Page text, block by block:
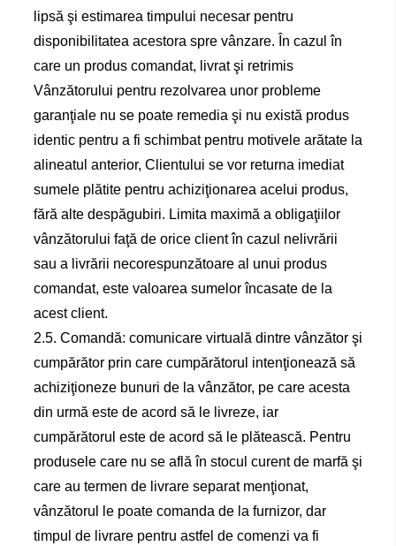
lipsă şi estimarea timpului necesar pentru
disponibilitatea acestora spre vânzare. În cazul în
care un produs comandat, livrat şi retrimis
Vânzătorului pentru rezolvarea unor probleme
garanţiale nu se poate remedia şi nu există produs
identic pentru a fi schimbat pentru motivele arătate la
alineatul anterior, Clientului se vor returna imediat
sumele plătite pentru achiziţionarea acelui produs,
fără alte despăgubiri. Limita maximă a obligaţiilor
vânzătorului faţă de orice client în cazul nelivrării
sau a livrării necorespunzătoare al unui produs
comandat, este valoarea sumelor încasate de la
acest client.
2.5. Comandă: comunicare virtuală dintre vânzător şi
cumpărător prin care cumpărătorul intenţionează să
achiziţioneze bunuri de la vânzător, pe care acesta
din urmă este de acord să le livreze, iar
cumpărătorul este de acord să le plătească. Pentru
produsele care nu se află în stocul curent de marfă şi
care au termen de livrare separat menţionat,
vânzătorul le poate comanda de la furnizor, dar
timpul de livrare pentru astfel de comenzi va fi